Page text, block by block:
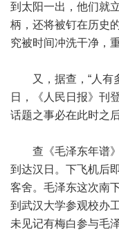
到太阳一出，他们就
柄，还将被钉在历史
究被时间冲洗干净，
又，据查，“人有多
日，《人民日报》刊
话题之事必在此时之后
查《毛泽东年谱》
到达汉日。下飞机后
客舍。毛泽东这次南
到武汉大学参观校办
未见记有梅白参与毛